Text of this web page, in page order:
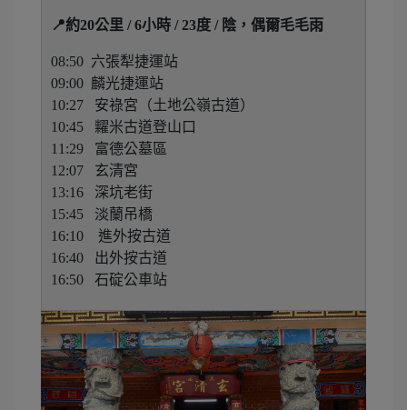
📍約20公里 / 6小時 / 23度 / 陰，偶爾毛毛雨
08:50 六張犁捷運站
09:00 麟光捷運站
10:27 安祿宮（土地公嶺古道）
10:45 糶米古道登山口
11:29 富德公墓區
12:07 玄清宮
13:16 深坑老街
15:45 淡蘭吊橋
16:10 進外按古道
16:40 出外按古道
16:50 石碇公車站